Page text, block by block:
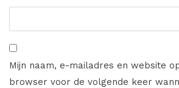
Mijn naam, e-mailadres en website
browser voor de volgende keer